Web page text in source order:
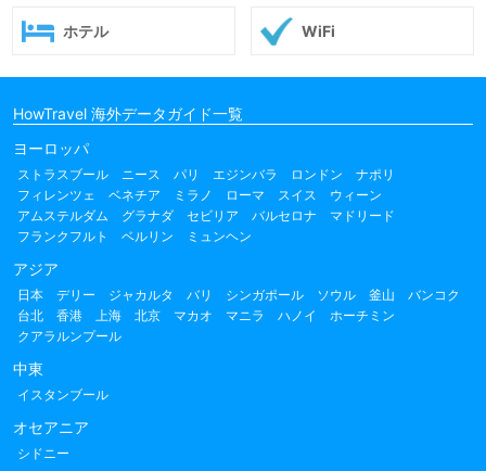
ホテル WiFi
HowTravel 海外データガイド一覧
ヨーロッパ
ストラスブール ニース パリ エジンバラ ロンドン
ナポリ
フィレンツェ
ベネチア ミラノ ローマ スイス
ウィーン
アムステルダム
グラナダ セビリア バルセロナ
マドリード
フランクフルト
ベルリン ミュンヘン
アジア
日本 デリー ジャカルタ バリ シンガポール ソウル 釜山
バンコク
台北
香港 上海 北京 マカオ マニラ ハノイ
ホーチミン
クアラルンプール
中東
イスタンブール
オセアニア
シドニー